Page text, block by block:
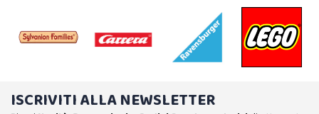
ISCRIVITI ALLA NEWSLETTER